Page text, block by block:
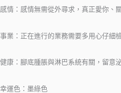
感情：感情無需從外尋求，真正愛你、
事業：正在進行的業務需要多用心仔細
健康：腳底腫脹與淋巴系統有關，留意
幸運色：墨綠色